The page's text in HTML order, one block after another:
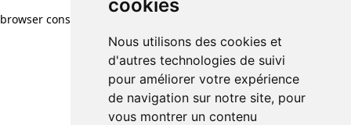
cookies
Nous utilisons des cookies et
d'autres technologies de suivi
pour améliorer votre expérience
de navigation sur notre site, pour
vous montrer un contenu
browser console for more information)